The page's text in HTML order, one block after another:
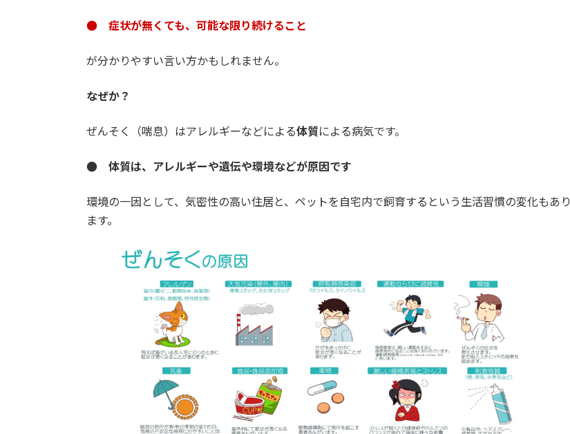
● 症状が無くても、可能な限り続けること
が分かりやすい言い方かもしれません。
なぜか？
ぜんそく（喘息）はアレルギーなどによる体質による病気です。
● 体質は、アレルギーや遺伝や環境などが原因です
環境の一因として、気密性の高い住居と、ペットを自宅内で飼育するという生活習慣の変化もあり
ます。